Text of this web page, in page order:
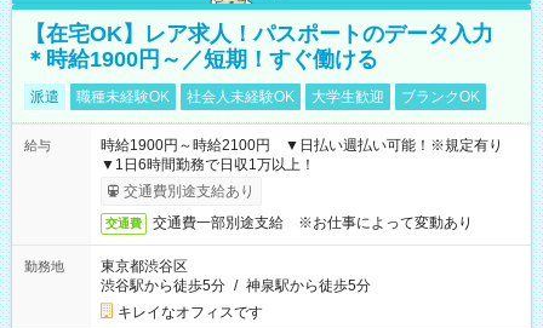
【在宅OK】レア求人！パスポートのデータ入力
＊時給1900円～／短期！すぐ働ける
派遣 職種未経験OK 社会人未経験OK 大学生歓迎 ブランクOK
給与
時給1900円～時給2100円 ▼日払い週払い可能！※規定有り
▼1日6時間勤務で日収1万以上！
交通費別途支給あり
交通費 交通費一部別途支給 ※お仕事によって変動あり
勤務地
東京都渋谷区
渋谷駅から徒歩5分 / 神泉駅から徒歩5分
キレイなオフィスです